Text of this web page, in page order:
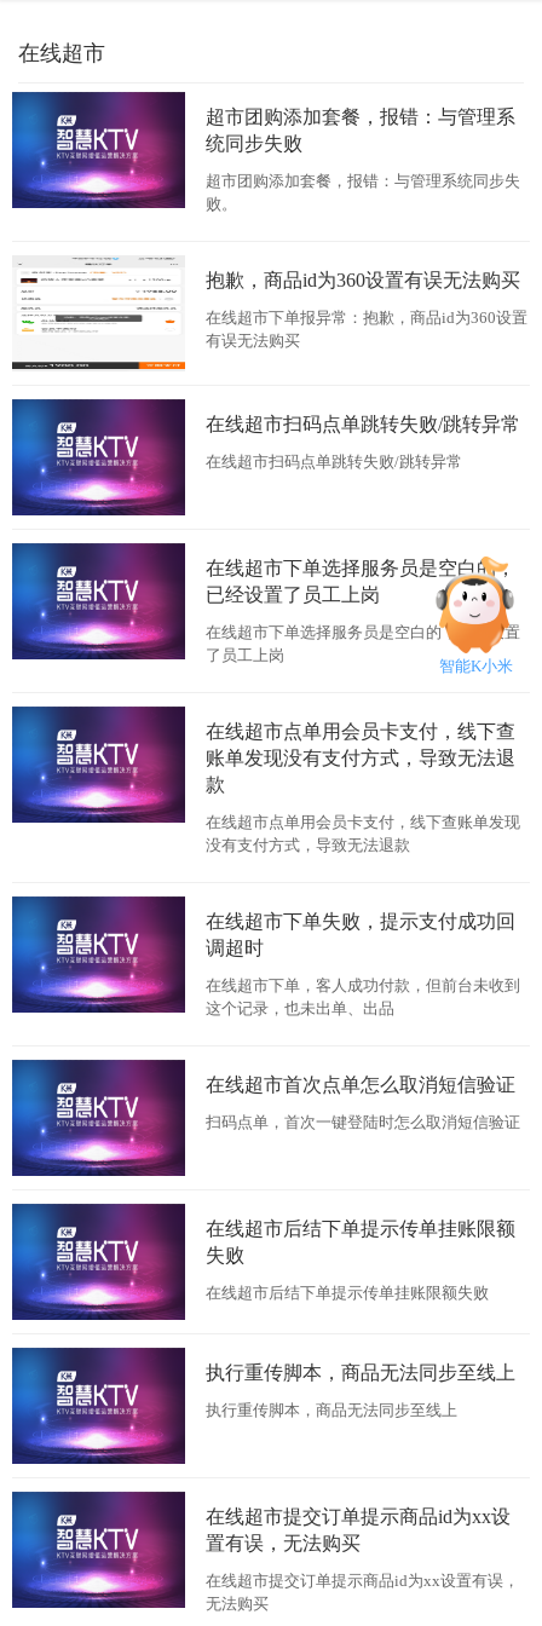
在线超市
超市团购添加套餐，报错：与管理系
统同步失败
超市团购添加套餐，报错：与管理系统同步失
败。
抱歉，商品id为360设置有误无法购买
在线超市下单报异常：抱歉，商品id为360设置
有误无法购买
在线超市扫码点单跳转失败/跳转异常
在线超市扫码点单跳转失败/跳转异常
在线超市下单选择服务员是空白的，
已经设置了员工上岗
在线超市下单选择服务员是空白的，已经设置
了员工上岗
在线超市点单用会员卡支付，线下查
账单发现没有支付方式，导致无法退
款
在线超市点单用会员卡支付，线下查账单发现
没有支付方式，导致无法退款
在线超市下单失败，提示支付成功回
调超时
在线超市下单，客人成功付款，但前台未收到
这个记录，也未出单、出品
在线超市首次点单怎么取消短信验证
扫码点单，首次一键登陆时怎么取消短信验证
在线超市后结下单提示传单挂账限额
失败
在线超市后结下单提示传单挂账限额失败
执行重传脚本，商品无法同步至线上
执行重传脚本，商品无法同步至线上
在线超市提交订单提示商品id为xx设
置有误，无法购买
在线超市提交订单提示商品id为xx设置有误，
无法购买
智能K小米